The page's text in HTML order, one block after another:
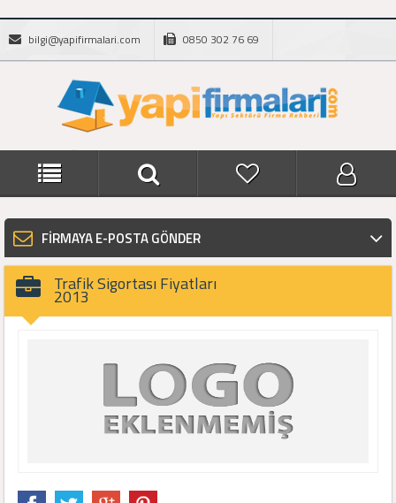
bilgi@yapifirmalari.com 0850 302 76 69
FİRMAYA E-POSTA GÖNDER
Trafik Sigortası Fiyatları
2013